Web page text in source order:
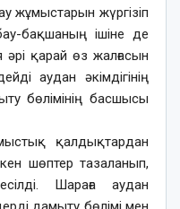
жұмыстарын жүргізіп
бақшаның ішіне де
қарай өз жалғасын
аудан әкімдігінің
бөлімінің басшысы
қалдықтардан
шөптер тазаланып,
Шараға аудан